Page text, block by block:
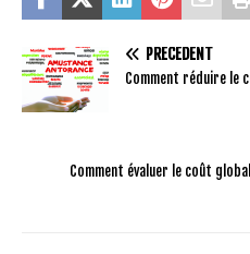
PRÉCÉDENT
Comment réduire le
Comment évaluer le coût